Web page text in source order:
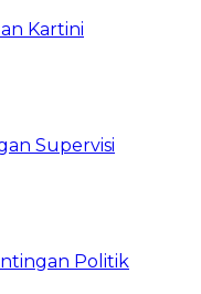
Kartini
Supervisi
Politik